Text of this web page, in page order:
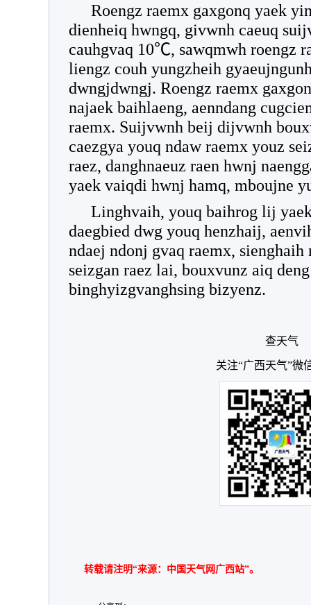
Roengz raemx gaxgonq yaek
dienheiq hwngq, givwnh caeuq
cauhgvaq 10℃, sawqmwh roengz
liengz couh yungzheih
dwngjdwngj. Roengz raemx
najaek baihlaeng, aenndang
raemx. Suijvwnh beij dijvwnh
caezgya youq ndaw raemx youz
raez, danghnaeuz raen hwnj
yaek vaiqdi hwnj hamq, mboujne
Linghvaih, youq baihrog lij
daegbied dwg youq henzhaij,
ndaej ndonj gvaq raemx, sienghaih
seizgan raez lai, bouxvunz aiq
binghyizgvanghsing bizyenz.
查天气
关注“广西天气”微
转载请注明“来源：中国天气网广西站”。